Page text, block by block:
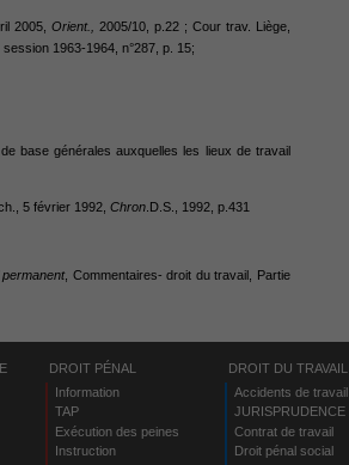
2005, Orient.,
2005/10, p.22 ; Cour trav. Liège,
session 1963-1964, n°287, p. 15;
base générales auxquelles les lieux de travail
5 février 1992, Chron .D.S., 1992, p.431
, Commentaires- droit du travail, Partie
DROIT PÉNAL
Information
TAP
Exécution des peines
Instruction
DROIT DU TRAVAIL
Accidents de travail
JURISPRUDENCE
Contrat de travail
Droit pénal social